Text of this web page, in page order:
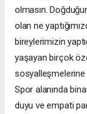
olmasın.
olan ne
bireylerimizin
yaşayan birçok
sosyalleşmelerine
Spor alanında
duyu ve empati